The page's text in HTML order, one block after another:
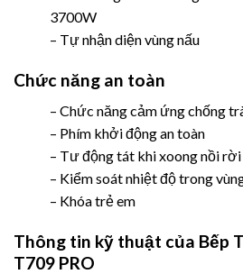
3700W
– Tự nhận diện vùng nấu
Chức năng an toàn
– Chức năng cảm ứng chống
– Phím khởi động an toàn
– Tư động tát khi xoong nồi rời
– Kiểm soát nhiệt độ trong
– Khóa trẻ em
Thông tin kỹ thuật của Bếp
T709 PRO